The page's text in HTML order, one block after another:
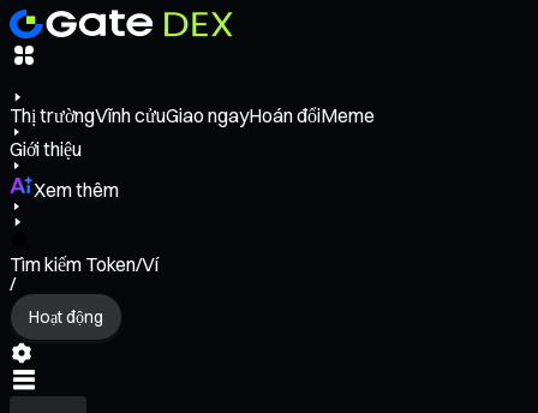
Thị trườngVĩnh cửuGiao ngayHoán đổiMeme
Giới thiệu
Xem thêm
Tìm kiếm Token/Ví
/
Hoạt động